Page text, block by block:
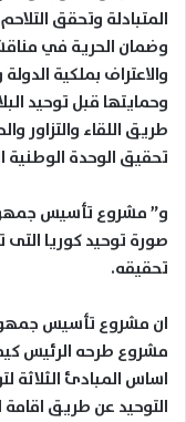
المتبادلة وتحقق
وضمان الحرية في
والاعتراف بملكية
وحمايتها قبل توحيد
طريق اللقاء والتزاور
تحقيق الوحدة الوطنية
و” مشروع تأسيس
صورة توحيد كوريا التى
تحقيقه.
ان مشروع تأسيس
اساس المبادئ الثلاثة
التوحيد عن طريق اقامة